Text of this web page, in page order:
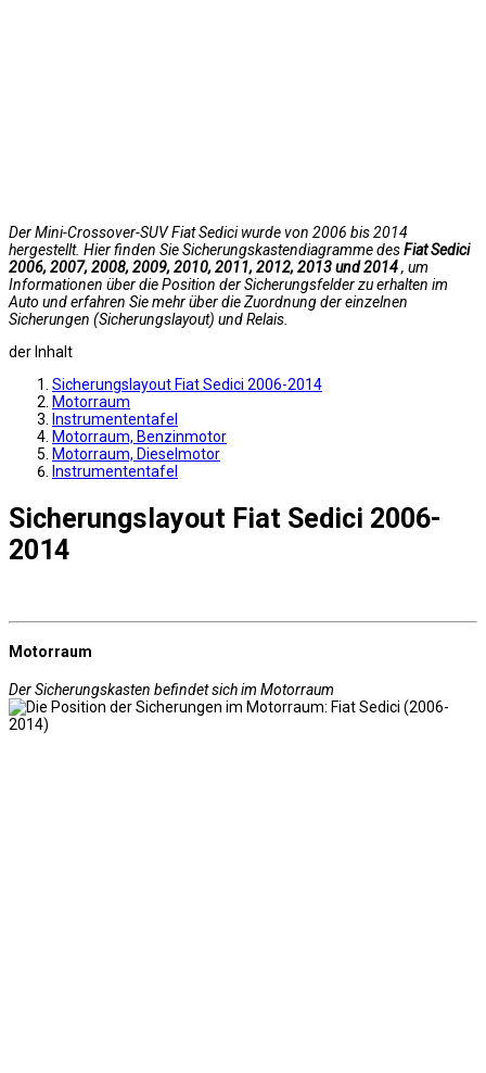
Der Mini-Crossover-SUV Fiat Sedici wurde von 2006 bis 2014
hergestellt. Hier finden Sie Sicherungskastendiagramme desFiat Sedici
2006, 2007, 2008, 2009, 2010, 2011, 2012, 2013 und 2014, um
Informationen über die Position der Sicherungsfelder zu erhalten im
Auto und erfahren Sie mehr über die Zuordnung der einzelnen
Sicherungen (Sicherungslayout) und Relais.
der Inhalt
Sicherungslayout Fiat Sedici 2006-2014
Motorraum
Instrumententafel
Motorraum, Benzinmotor
Motorraum, Dieselmotor
Instrumententafel
Sicherungslayout Fiat Sedici 2006-
2014
Motorraum
Der Sicherungskasten befindet sich im Motorraum